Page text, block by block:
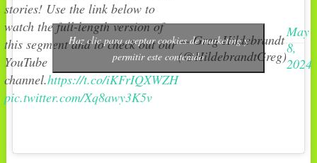
stories! Use the link below to
watch the full-length version of
this segment and to check out our
YouTube
channel.https://t.co/iKFrIQXWZH
pic.twitter.com/Xq8awy3K5v
— Greg Hildebrandt
(@HildebrandtGreg)
May
8,
2024
Haz clic para aceptar cookies de marketing y
permitir este contenido